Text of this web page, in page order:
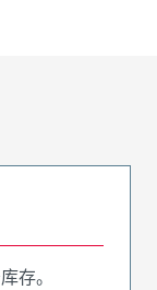
存。